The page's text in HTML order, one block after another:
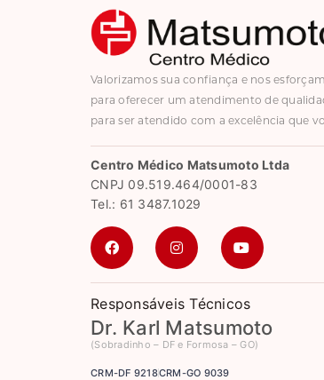
Valorizamos sua confiança e nos
para oferecer um atendimento de
para ser atendido com a excelência que
Centro Médico Matsumoto Ltda
CNPJ 09.519.464/0001-83
Tel.: 61 3487.1029
Responsáveis Técnicos
Dr. Karl Matsumoto
(Sobradinho – DF e Formosa – GO)
CRM-DF 9218CRM-GO 9039